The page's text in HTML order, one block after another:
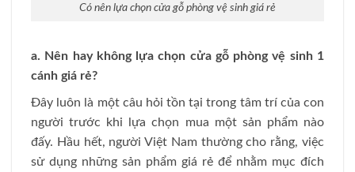
Có nên lựa chọn cửa gỗ phòng vệ sinh giá rẻ
a. Nên hay không lựa chọn cửa gỗ phòng vệ sinh 1
cánh giá rẻ?
Đây luôn là một câu hỏi tồn tại trong tâm trí của con
người trước khi lựa chọn mua một sản phẩm nào
đấy. Hầu hết, người Việt Nam thường cho rằng, việc
sử dụng những sản phẩm giá rẻ để nhằm mục đích